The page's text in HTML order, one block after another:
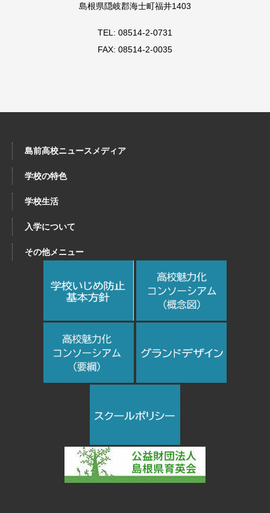
島根県隠岐郡海士町福井1403
TEL: 08514-2-0731
FAX: 08514-2-0035
島前高校ニュースメディア
学校の特色
学校生活
入学について
その他メニュー